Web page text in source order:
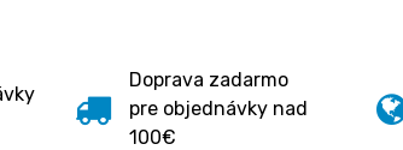
Doprava zadarmo
pre objednávky nad
100€